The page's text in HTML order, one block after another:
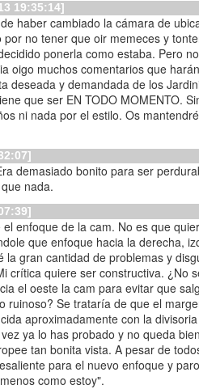
19:35:14]
no tener que oir memeces y
ponerla como estaba. Pero
oigo muchos comentarios que
deseada y demandada de los
que ser EN TODO MOMENTO.
ni nada por el estilo. Os mantendré
demasiado bonito para ser
nada.
es que quiera volver
que enfoque hacia la derecha,
la gran cantidad de problemas y
crítica quiere ser constructiva. ¿No
el oeste la cam para evitar que
ruinoso? Se trataría de que el
aproximadamente con la
ya lo has probado y no queda
tan bonita vista. A pesar de
para el nuevo enfoque y
como estoy".